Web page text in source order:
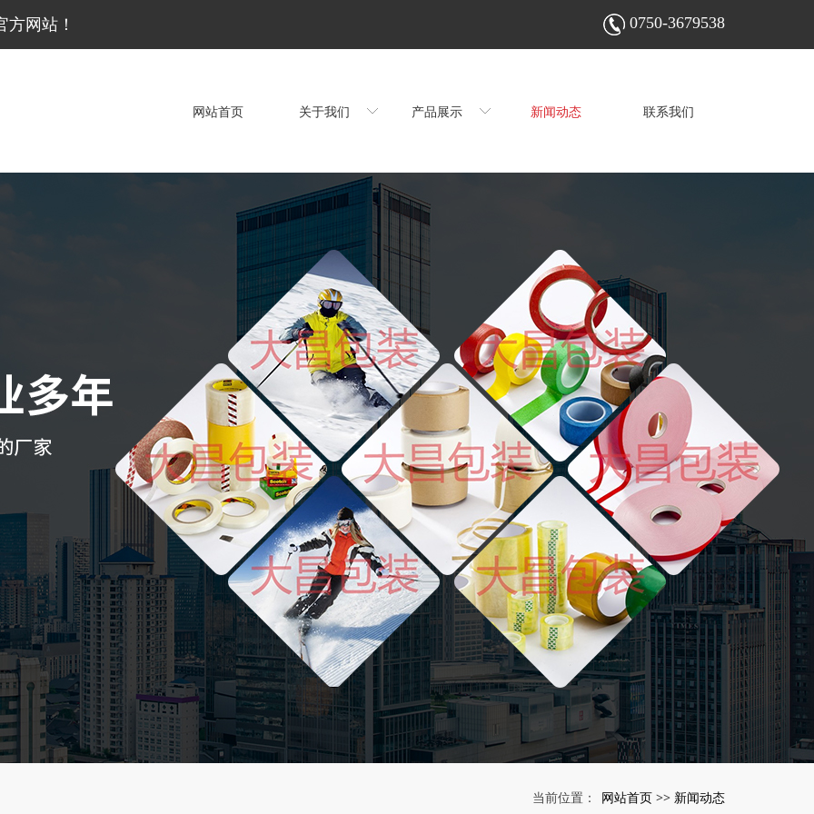
网站！ 0750-3679538
网站首页 关于我们 产品展示 新闻动态 联系我们
当前位置： 网站首页 >> 新闻动态